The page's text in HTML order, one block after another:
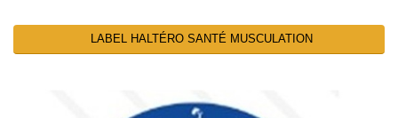
LABEL HALTÉRO SANTÉ MUSCULATION